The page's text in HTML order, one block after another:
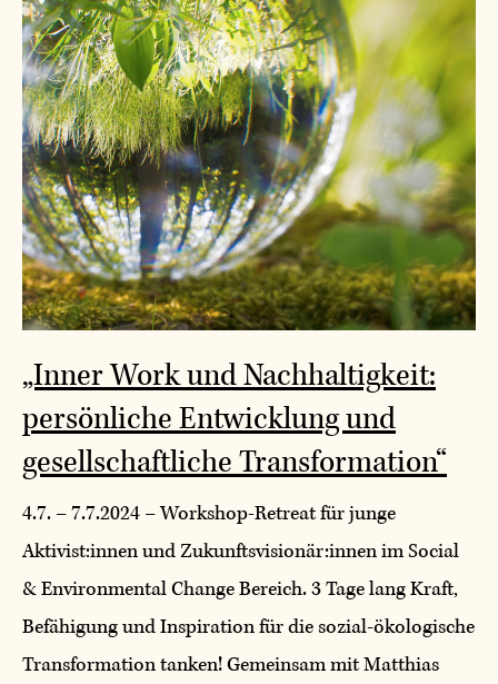
„Inner Work und Nachhaltigkeit:
persönliche Entwicklung und
gesellschaftliche Transformation“
4.7. – 7.7.2024 – Workshop-Retreat für junge
Aktivist:innen und Zukunftsvisionär:innen im Social
& Environmental Change Bereich. 3 Tage lang Kraft,
Befähigung und Inspiration für die sozial-ökologische
Transformation tanken! Gemeinsam mit Matthias